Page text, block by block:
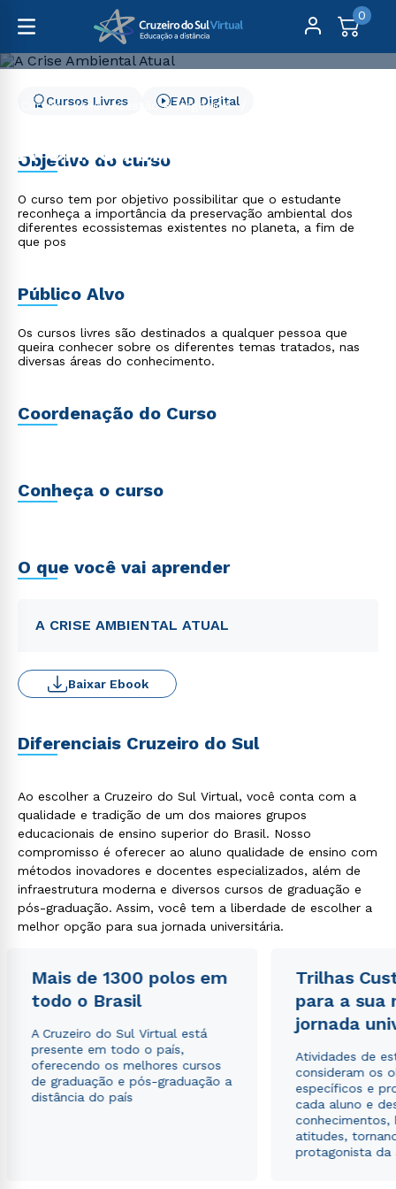
0
Cursos Livres
Gestão e Negócios
A Crise Ambiental Atual
Cursos Livres EAD Digital
Objetivo do curso
O curso tem por objetivo possibilitar que o estudante
reconheça a importância da preservação ambiental dos
diferentes ecossistemas existentes no planeta, a fim de
que pos
Público Alvo
Os cursos livres são destinados a qualquer pessoa que
queira conhecer sobre os diferentes temas tratados, nas
diversas áreas do conhecimento.
Coordenação do Curso
Conheça o curso
O que você vai aprender
A CRISE AMBIENTAL ATUAL
Baixar Ebook
Diferenciais Cruzeiro do Sul
Ao escolher a Cruzeiro do Sul Virtual, você conta com a
qualidade e tradição de um dos maiores grupos
educacionais de ensino superior do Brasil. Nosso
compromisso é oferecer ao aluno qualidade de ensino com
métodos inovadores e docentes especializados, além de
infraestrutura moderna e diversos cursos de graduação e
pós-graduação. Assim, você tem a liberdade de escolher a
melhor opção para sua jornada universitária.
Mais de 1300 polos em
todo o Brasil
A Cruzeiro do Sul Virtual está
presente em todo o país,
oferecendo os melhores cursos
de graduação e pós-graduação a
distância do país
Trilhas
para a sua
jornada
Atividades de
consideram os
específicos e
cada aluno e
conhecimentos,
atitudes,
protagonista da